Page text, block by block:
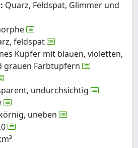
Quarz, Feldspat, Glimmer und
feldspat
Kupfer mit blauen, violetten,
grauen Farbtupfern
undurchsichtig
uneben